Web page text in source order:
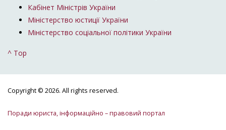
Кабінет Міністрів України
Міністерство юстиції України
Міністерство соціальної політики України
^ Top
Copyright © 2026. All rights reserved.
Поради юриста, інформаційно – правовий портал